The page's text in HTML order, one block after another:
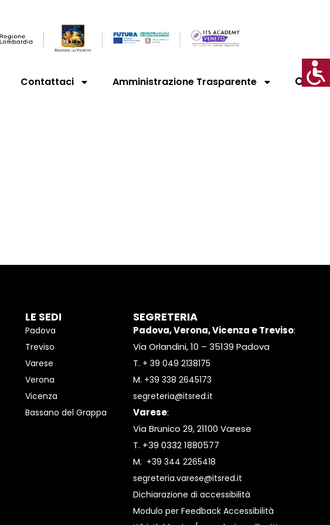
Contattaci Amministrazione Trasparente
LE SEDI
Padova
Treviso
Varese
Verona
Vicenza
Bassano del Grappa
SEGRETERIA
Padova, Verona, Vicenza e Treviso:
Via Orlandini, 10 – 35139 Padova
T. + 39 049 2138175
M. +39 338 2645173
segreteria@itsred.it
Varese:
Via Brunico 29, 21100 Varese
T. +39 0332 1880577
M. +39 344 2265418
segreteria.varese@itsred.it
Dichiarazione di accessibilità
Modulo per Feedback Accessibilità